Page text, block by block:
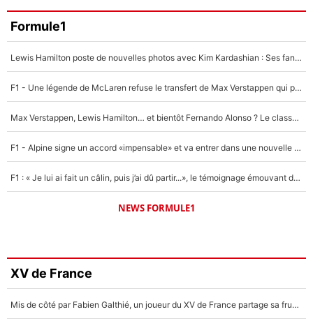
Formule1
Lewis Hamilton poste de nouvelles photos avec Kim Kardashian : Ses fans le voient déjà redevenir champion du monde de F1 grâce à elle !
F1 - Une légende de McLaren refuse le transfert de Max Verstappen qui pourrait «faire des vagues» et plomber l'ambiance dans l'équipe
Max Verstappen, Lewis Hamilton… et bientôt Fernando Alonso ? Le classement des pilotes les mieux payés en Formule 1 risque de changer !
F1 - Alpine signe un accord «impensable» et va entrer dans une nouvelle dimension : Grande nouvelle pour Pierre Gasly !
F1 : « Je lui ai fait un câlin, puis j’ai dû partir...», le témoignage émouvant de Max Verstappen sur sa fille
NEWS FORMULE1
XV de France
Mis de côté par Fabien Galthié, un joueur du XV de France partage sa frustration : «ils ne me l’ont pas dit tout de suite»